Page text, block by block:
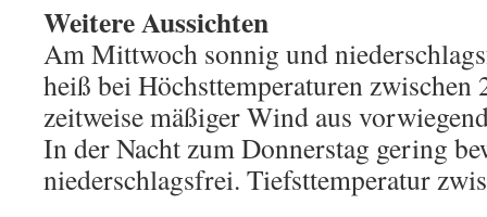
Weitere Aussichten
Am Mittwoch sonnig und
heiß bei Höchsttemperaturen zwischen
zeitweise mäßiger Wind aus
In der Nacht zum Donnerstag gering
niederschlagsfrei. Tiefsttemperatur